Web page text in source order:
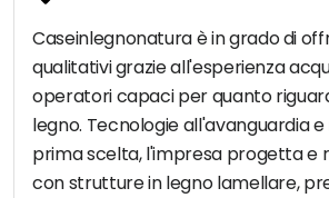
Caseinlegnonatura è in grado di
qualitativi grazie all'esperienza
operatori capaci per quanto
legno. Tecnologie all'avanguardia
prima scelta, l'impresa progetta e
con strutture in legno lamellare,